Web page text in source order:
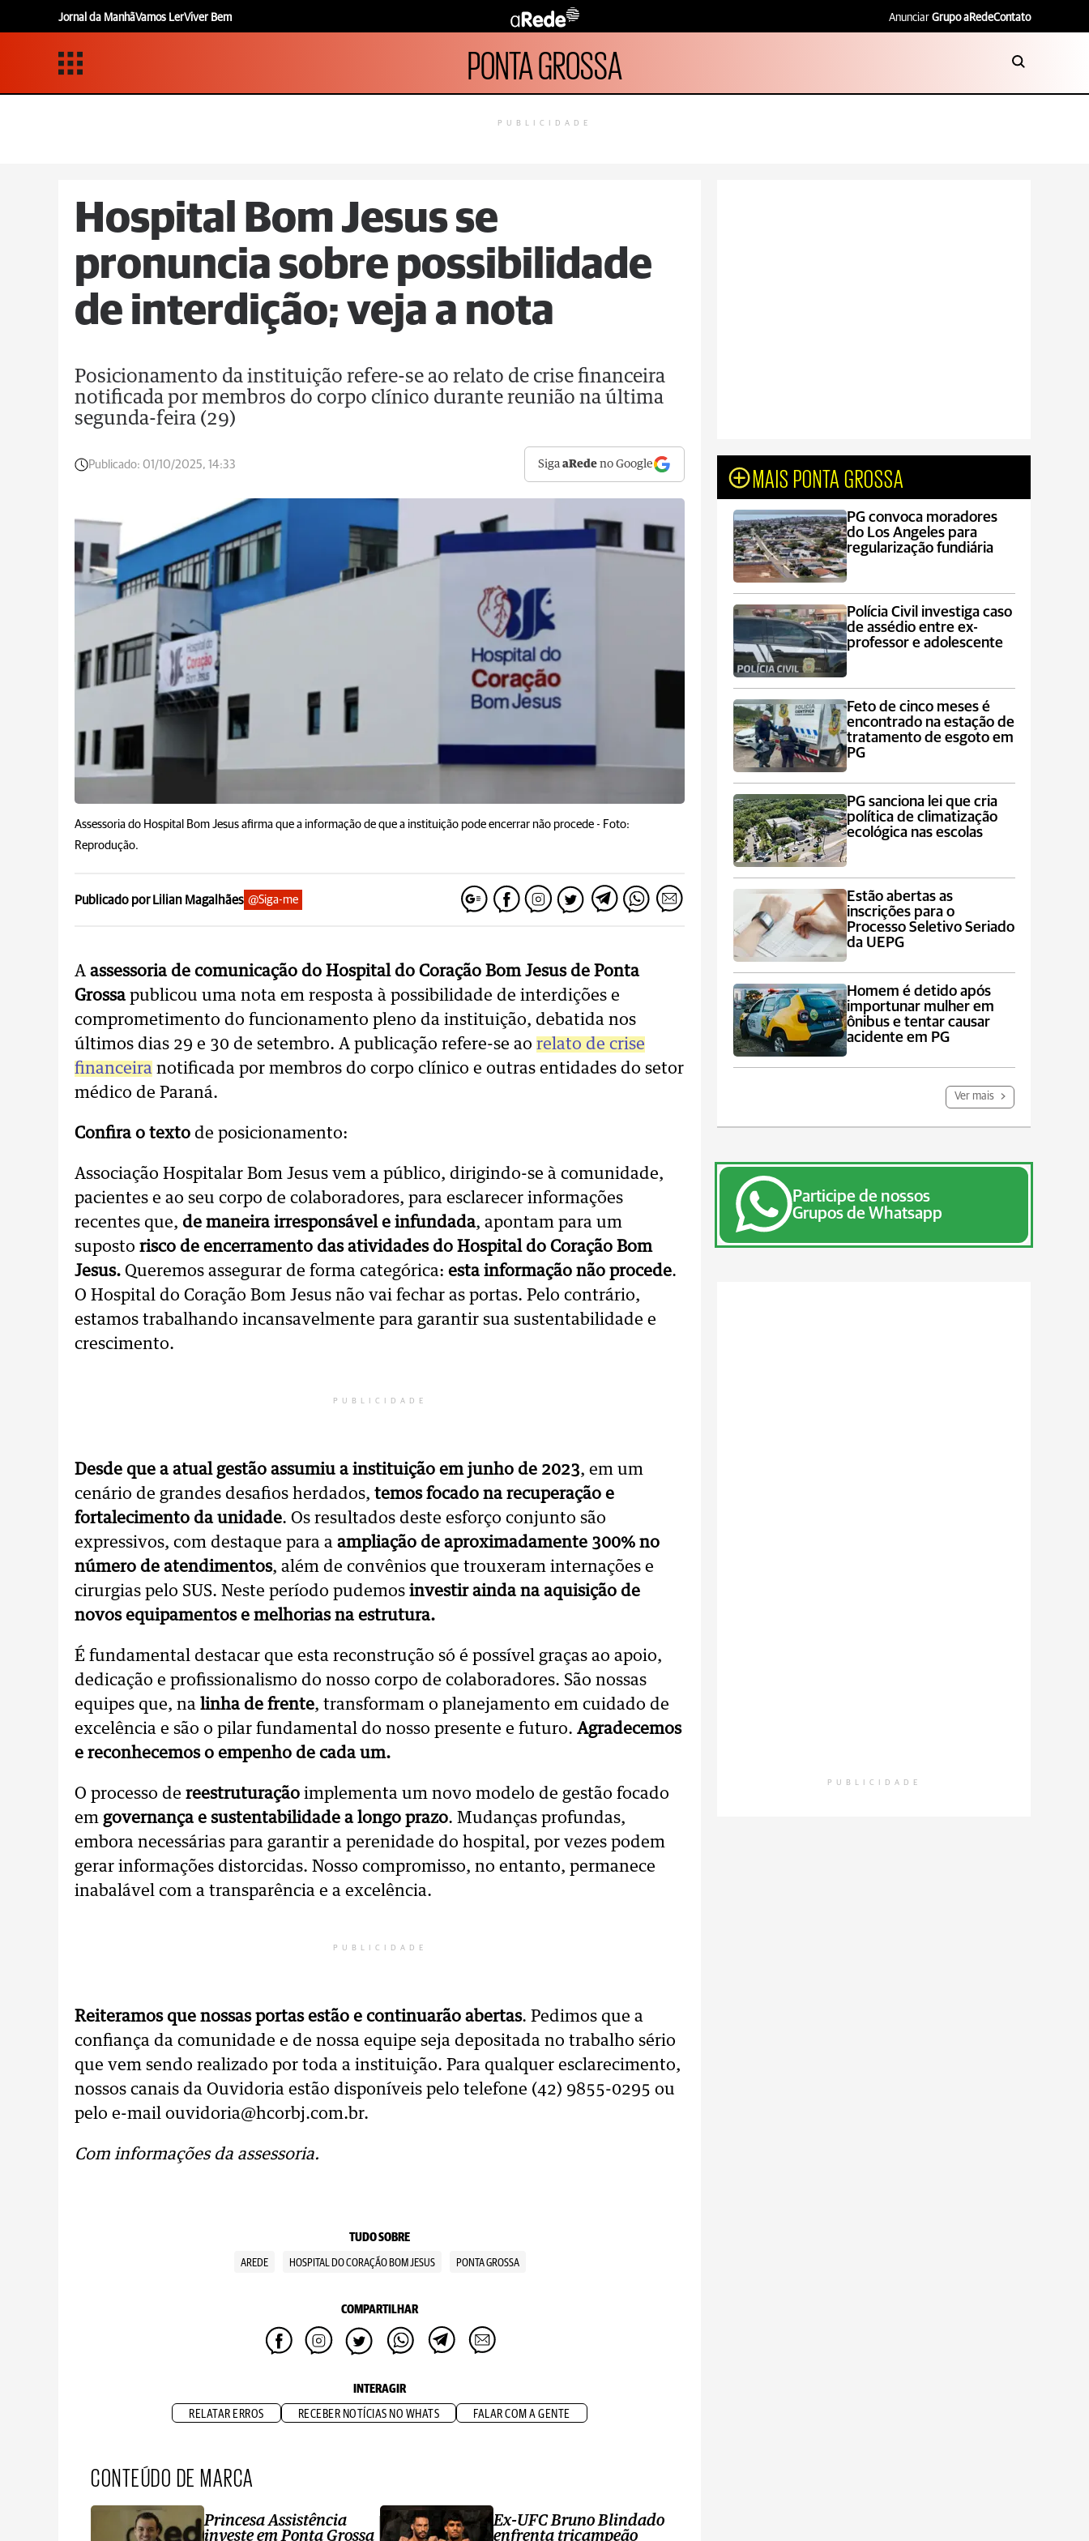
Jornal da ManhãVamos LerViver Bem Anunciar Grupo aRedeContato
PONTA GROSSA
PUBLICIDADE
Hospital Bom Jesus se
pronuncia sobre possibilidade
de interdição; veja a nota
Posicionamento da instituição refere-se ao relato de crise financeira
notificada por membros do corpo clínico durante reunião na última
segunda-feira (29)
Publicado: 01/10/2025, 14:33 SigaaRede no Google
Assessoria do Hospital Bom Jesus afirma que a informação de que a instituição pode encerrar não procede - Foto:
Reprodução.
Publicado por Lilian Magalhães @Siga-me
A assessoria de comunicação do Hospital do Coração Bom Jesus de Ponta
Grossapublicou uma nota em resposta à possibilidade de interdições e
comprometimento do funcionamento pleno da instituição, debatida nos
últimos dias 29 e 30 de setembro. A publicação refere-se ao relato de crise
financeira notificada por membros do corpo clínico e outras entidades do setor
médico de Paraná.
Confira o texto de posicionamento:
Associação Hospitalar Bom Jesus vem a público, dirigindo-se à comunidade,
pacientes e ao seu corpo de colaboradores, para esclarecer informações
recentes que, de maneira irresponsável e infundada, apontam para um
suposto risco de encerramento das atividades do Hospital do Coração Bom
Jesus. Queremos assegurar de forma categórica: esta informação não procede.
O Hospital do Coração Bom Jesus não vai fechar as portas. Pelo contrário,
estamos trabalhando incansavelmente para garantir sua sustentabilidade e
crescimento.
PUBLICIDADE
Desde que a atual gestão assumiu a instituição em junho de 2023, em um
cenário de grandes desafios herdados, temos focado na recuperação e
fortalecimento da unidade. Os resultados deste esforço conjunto são
expressivos, com destaque para a ampliação de aproximadamente 300% no
número de atendimentos, além de convênios que trouxeram internações e
cirurgias pelo SUS. Neste período pudemos investir ainda na aquisição de
novos equipamentos e melhorias na estrutura.
É fundamental destacar que esta reconstrução só é possível graças ao apoio,
dedicação e profissionalismo do nosso corpo de colaboradores. São nossas
equipes que, na linha de frente, transformam o planejamento em cuidado de
excelência e são o pilar fundamental do nosso presente e futuro. Agradecemos
e reconhecemos o empenho de cada um.
O processo de reestruturação implementa um novo modelo de gestão focado
em governança e sustentabilidade a longo prazo. Mudanças profundas,
embora necessárias para garantir a perenidade do hospital, por vezes podem
gerar informações distorcidas. Nosso compromisso, no entanto, permanece
inabalável com a transparência e a excelência.
PUBLICIDADE
Reiteramos que nossas portas estão e continuarão abertas. Pedimos que a
confiança da comunidade e de nossa equipe seja depositada no trabalho sério
que vem sendo realizado por toda a instituição. Para qualquer esclarecimento,
nossos canais da Ouvidoria estão disponíveis pelo telefone (42) 9855-0295 ou
pelo e-mail ouvidoria@hcorbj.com.br.
Com informações da assessoria.
TUDO SOBRE
AREDE HOSPITAL DO CORAÇÃO BOM JESUS PONTA GROSSA
COMPARTILHAR
INTERAGIR
RELATAR ERROS RECEBER NOTÍCIAS NO WHATS FALAR COM A GENTE
CONTEÚDO DE MARCA
Princesa Assistência
investe em Ponta Grossa
Ex-UFC Bruno Blindado
enfrenta tricampeão
MAIS PONTA GROSSA
PG convoca moradores
do Los Angeles para
regularização fundiária
Polícia Civil investiga caso
de assédio entre ex-
professor e adolescente
Feto de cinco meses é
encontrado na estação de
tratamento de esgoto em
PG
PG sanciona lei que cria
política de climatização
ecológica nas escolas
Estão abertas as
inscrições para o
Processo Seletivo Seriado
da UEPG
Homem é detido após
importunar mulher em
ônibus e tentar causar
acidente em PG
Ver mais
Participe de nossos
Grupos de Whatsapp
PUBLICIDADE